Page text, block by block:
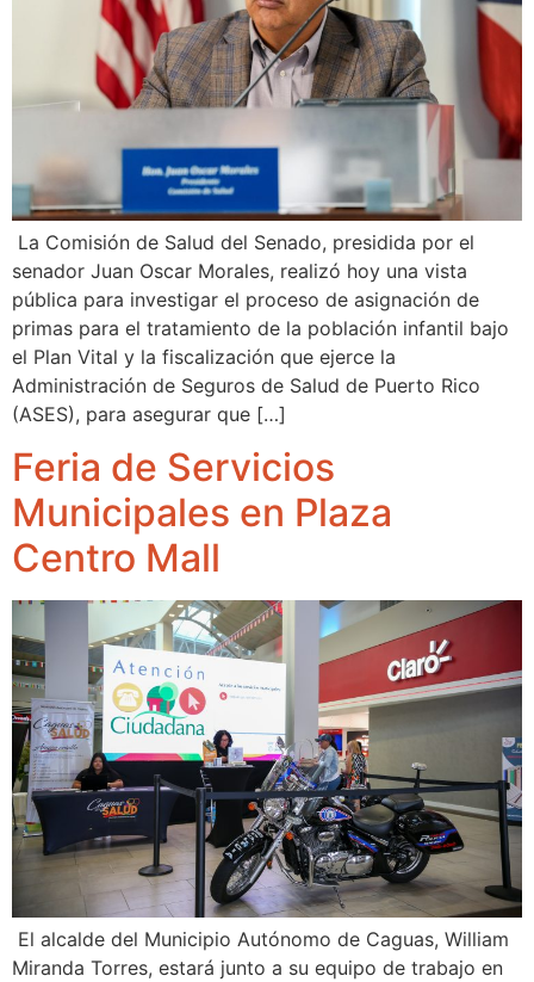
La Comisión de Salud del Senado, presidida por el
senador Juan Oscar Morales, realizó hoy una vista
pública para investigar el proceso de asignación de
primas para el tratamiento de la población infantil bajo
el Plan Vital y la fiscalización que ejerce la
Administración de Seguros de Salud de Puerto Rico
(ASES), para asegurar que […]
Feria de Servicios
Municipales en Plaza
Centro Mall
El alcalde del Municipio Autónomo de Caguas, William
Miranda Torres, estará junto a su equipo de trabajo en